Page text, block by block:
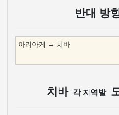
반대 방
아리아케 → 치바
치바 각 지역발